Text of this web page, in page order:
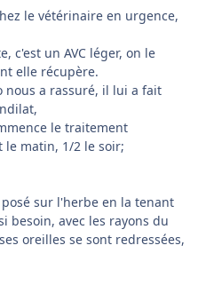
le vétérinaire en urgence,
c'est un AVC léger, on le
elle récupère.
nous a rassuré, il lui a fait
le traitement
le matin, 1/2 le soir;
sur l'herbe en la tenant
besoin, avec les rayons du
oreilles se sont redressées,